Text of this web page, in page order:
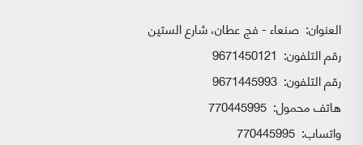
العنوان: صنعاء - فج عطان، شارع الستين
رقم التلفون: 9671450121
رقم التلفون: 9671445993
هاتف محمول: 770445995
واتساب: